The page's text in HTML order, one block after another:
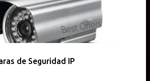
de Seguridad IP